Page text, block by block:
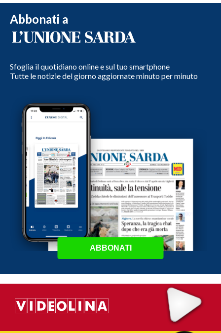
Abbonati a
Sfoglia il quotidiano online e sul tuo smartphone
Tutte le notizie del giorno aggiornate minuto per minuto
ABBONATI